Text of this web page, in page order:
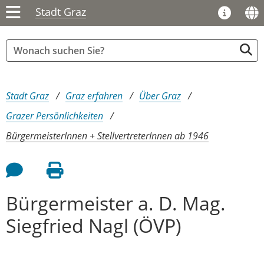
Stadt Graz
Sie sind hier:
Stadt Graz Graz erfahren
Über Graz
Grazer Persönlichkeiten
BürgermeisterInnen + StellvertreterInnen ab 1946
Feedback an Autor
Seite drucken
Bürgermeister a. D. Mag.
Siegfried Nagl (ÖVP)